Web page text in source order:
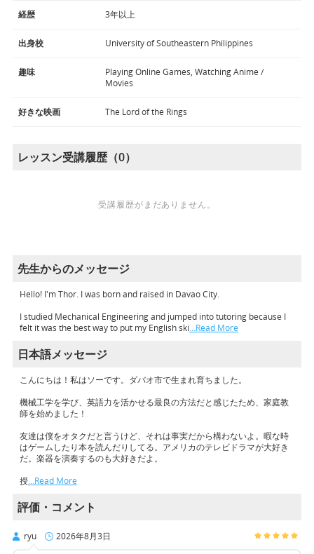
経歴 3年以上
出身校 University of Southeastern Philippines
趣味
Playing Online Games, Watching Anime /
Movies
好きな映画 The Lord of the Rings
レッスン受講履歴（0）
受講履歴がまだありません。
先生からのメッセージ
Hello! I'm Thor. I was born and raised in Davao City.
I studied Mechanical Engineering and jumped into tutoring because I
felt it was the best way to put my English ski…Read More
日本語メッセージ
こんにちは！私はソーです。ダバオ市で生まれ育ちました。
機械工学を学び、英語力を活かせる最良の方法だと感じたため、家庭教
師を始めました！
友達は僕をオタクだと言うけど、それは事実だから構わないよ。暇な時
はゲームしたり本を読んだりしてる。アメリカのテレビドラマが大好き
だ。楽器を演奏するのも大好きだよ。
授…Read More
評価・コメント
ryu 2026年8月3日